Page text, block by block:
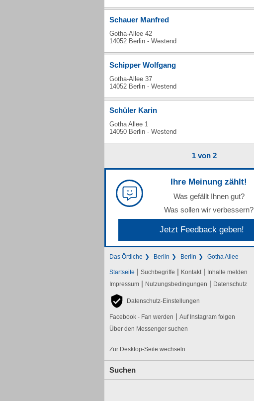
Schauer Manfred
Gotha-Allee 42
14052 Berlin - Westend
Schipper Wolfgang
Gotha-Allee 37
14052 Berlin - Westend
Schüler Karin
Gotha Allee 1
14050 Berlin - Westend
1 von 2
Ihre Meinung zählt!
Was gefällt Ihnen gut?
Was sollen wir verbessern?
Jetzt Feedback geben!
Das Örtliche Berlin Berlin Gotha Allee
Startseite | Suchbegriffe | Kontakt | Inhalte melden
Impressum | Nutzungsbedingungen | Datenschutz
Datenschutz-Einstellungen
Facebook - Fan werden | Auf Instagram folgen
Über den Messenger suchen
Zur Desktop-Seite wechseln
Suchen